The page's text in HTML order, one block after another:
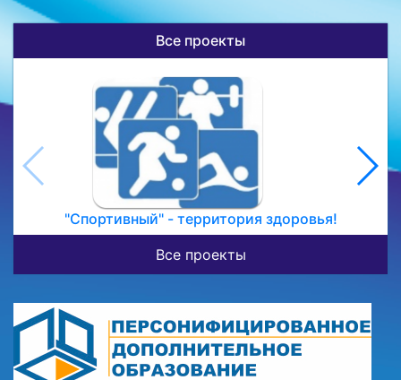
Все проекты
"Спортивный" - территория здоровья!
Все проекты